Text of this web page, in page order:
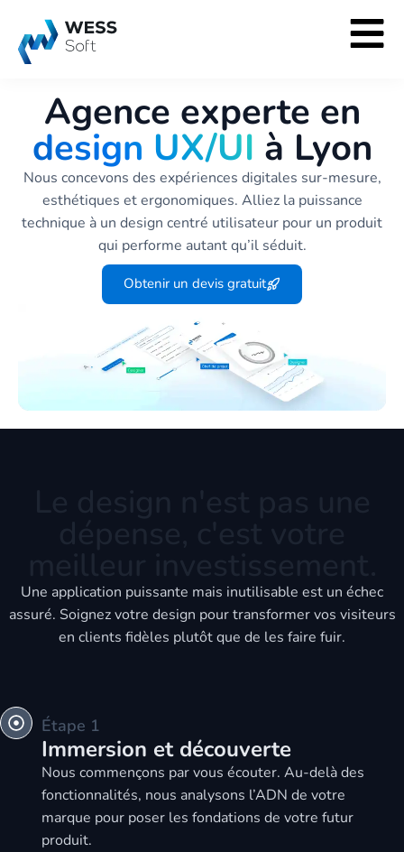
Agence experte en
design UX/UI à Lyon
Nous concevons des expériences digitales sur-mesure,
esthétiques et ergonomiques. Alliez la puissance
technique à un design centré utilisateur pour un produit
qui performe autant qu’il séduit.
Obtenir un devis gratuit
Une application puissante mais inutilisable est un échec
assuré. Soignez votre design pour transformer vos visiteurs
en clients fidèles plutôt que de les faire fuir.
Étape 1
Immersion et découverte
Nous commençons par vous écouter. Au-delà des
fonctionnalités, nous analysons l’ADN de votre
marque pour poser les fondations de votre futur
produit.